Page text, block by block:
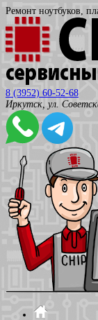
Ремонт ноутбуков,
8 (3952) 60-52-68
Иркутск, ул.